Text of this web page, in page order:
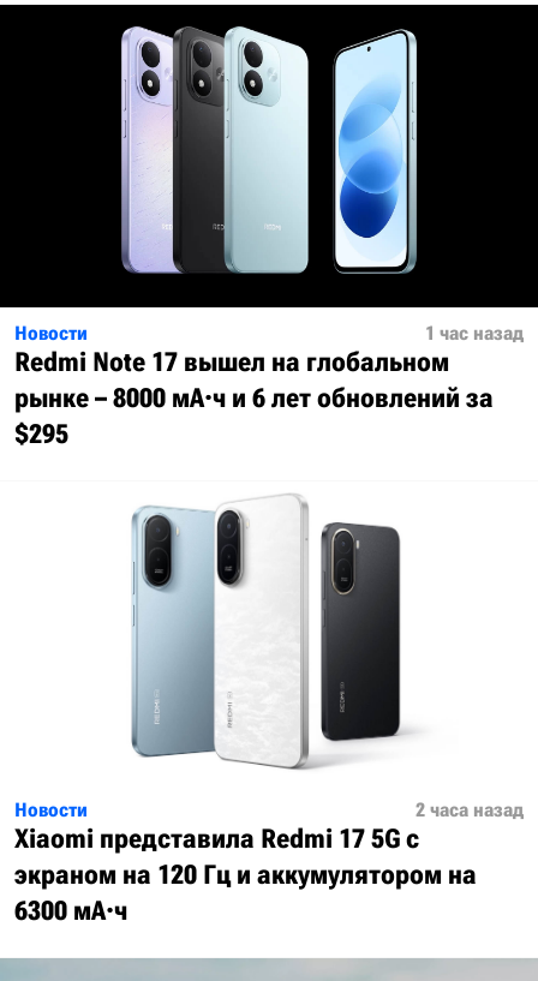
Новости 1 час назад
Redmi Note 17 вышел на глобальном
рынке – 8000 мА·ч и 6 лет обновлений за
$295
Новости 2 часа назад
Xiaomi представила Redmi 17 5G с
экраном на 120 Гц и аккумулятором на
6300 мА·ч